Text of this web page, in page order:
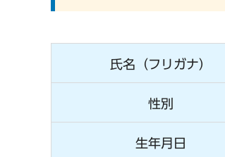
氏名（フリガナ）
性別
生年月日